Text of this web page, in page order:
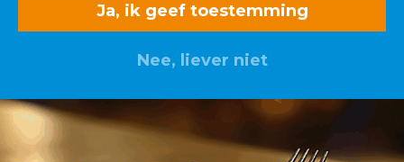
Ja, ik geef toestemming
Nee, liever niet